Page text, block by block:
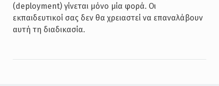
(deployment) γίνεται μόνο μία φορά. Οι
εκπαιδευτικοί σας δεν θα χρειαστεί να επαναλάβουν
αυτή τη διαδικασία.